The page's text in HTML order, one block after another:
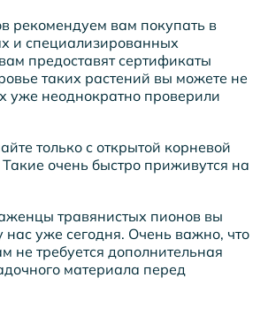
рекомендуем вам покупать в
и специализированных
предоставят сертификаты
таких растений вы можете не
уже неоднократно проверили
только с открытой корневой
очень быстро приживутся на
травянистых пионов вы
нас уже сегодня. Очень важно, что
не требуется дополнительная
материала перед